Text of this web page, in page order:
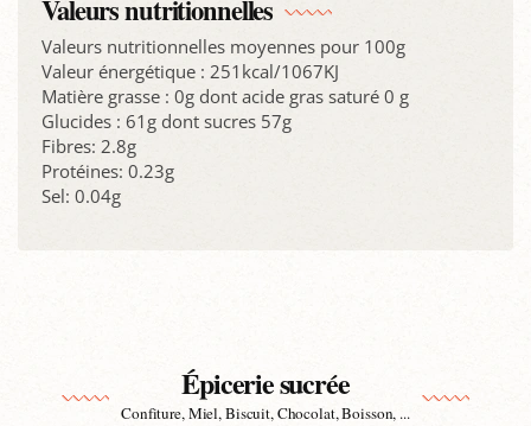
Valeurs nutritionnelles
Valeurs nutritionnelles moyennes pour 100g
Valeur énergétique : 251kcal/1067KJ
Matière grasse : 0g dont acide gras saturé 0 g
Glucides : 61g dont sucres 57g
Fibres: 2.8g
Protéines: 0.23g
Sel: 0.04g
Épicerie sucrée
Confiture, Miel, Biscuit, Chocolat, Boisson, ...